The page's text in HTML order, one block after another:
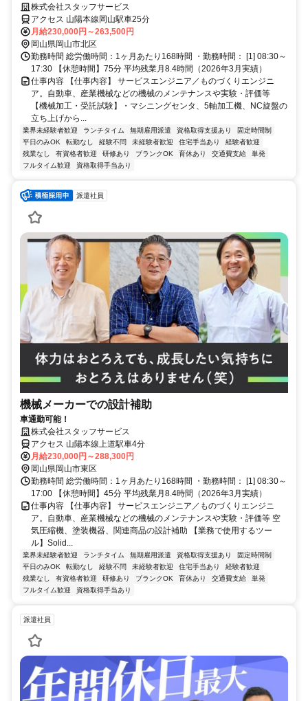
株式会社スタッフサービス
アクセス 山陽本線岡山駅車25分
月給230,000円～263,500円
岡山県岡山市北区
勤務時間 総労働時間：1ヶ月あたり168時間 ・勤務時間： [1] 08:30～
17:30 【休憩時間】75分 平均残業月8.4時間（2026年3月実績）
仕事内容 【仕事内容】 サービスエンジニア／ものづくりエンジニ
ア。自動車、産業機械などの機械のメンテナンスや実験・評価等
【機械加工・受託試験】・マシニングセンタ、5軸加工機、NC旋盤の
立ち上げから...
業界未経験者歓迎 ランチタイム 無期雇用派遣 資格取得支援あり
固定時間制
平日のみOK
転勤なし 経験不問 未経験者歓迎 住宅手当あり
経験者歓迎
残業なし
有資格者歓迎 研修あり ブランクOK 育休あり 交通費支給
単発
フルタイム歓迎
資格取得手当あり
派遣社員
機械メーカーでの設計補助
車通勤可能！
株式会社スタッフサービス
アクセス 山陽本線上道駅車4分
月給230,000円～288,300円
岡山県岡山市東区
勤務時間 総労働時間：1ヶ月あたり168時間 ・勤務時間： [1] 08:30～
17:00 【休憩時間】45分 平均残業月8.4時間（2026年3月実績）
仕事内容 【仕事内容】 サービスエンジニア／ものづくりエンジニ
ア。自動車、産業機械などの機械のメンテナンスや実験・評価等 空
気圧縮機、塗装機器、関連商品の設計補助 【業務で使用するツー
ル】Solid...
業界未経験者歓迎 ランチタイム 無期雇用派遣 資格取得支援あり
固定時間制
平日のみOK
転勤なし 経験不問 未経験者歓迎 住宅手当あり
経験者歓迎
残業なし
有資格者歓迎 研修あり ブランクOK 育休あり 交通費支給
単発
フルタイム歓迎
資格取得手当あり
派遣社員